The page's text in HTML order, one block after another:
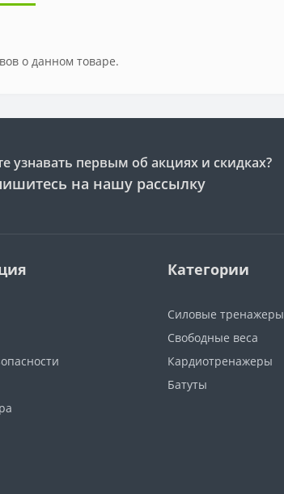
о данном товаре.
узнавать первым об акциях и скидках?
на нашу рассылку
Категории
Силовые тренажеры
Свободные веса
Кардиотренажеры
Батуты